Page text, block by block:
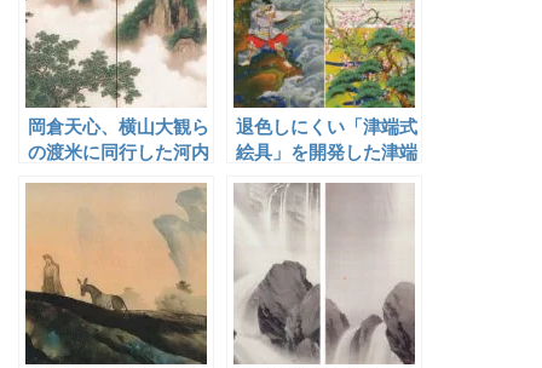
岡倉天心、横山大観ら
の渡米に同行した河内
雅渓
退色しにくい「津端式
絵具」を開発した津端
道彦